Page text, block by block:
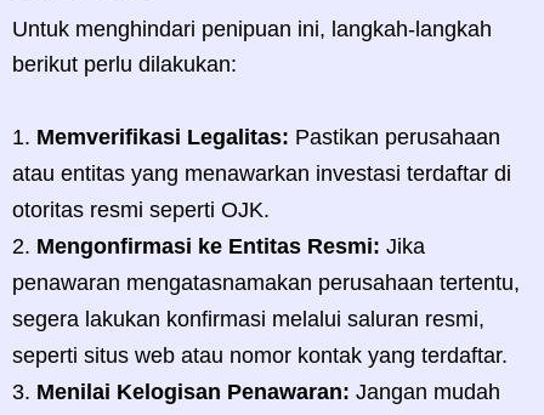
Untuk menghindari penipuan ini, langkah-langkah
berikut perlu dilakukan:
Memverifikasi Legalitas: Pastikan perusahaan
atau entitas yang menawarkan investasi terdaftar di
otoritas resmi seperti OJK.
Mengonfirmasi ke Entitas Resmi: Jika
penawaran mengatasnamakan perusahaan tertentu,
segera lakukan konfirmasi melalui saluran resmi,
seperti situs web atau nomor kontak yang terdaftar.
Menilai Kelogisan Penawaran: Jangan mudah